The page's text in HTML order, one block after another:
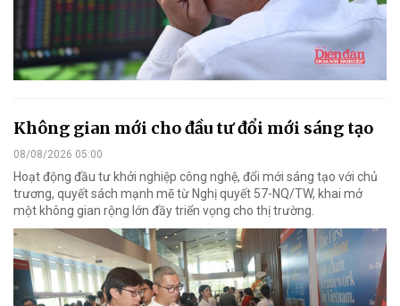
Không gian mới cho đầu tư đổi mới sáng tạo
08/08/2026 05:00
Hoạt động đầu tư khởi nghiệp công nghệ, đổi mới sáng tạo với chủ
trương, quyết sách mạnh mẽ từ Nghị quyết 57-NQ/TW, khai mở
một không gian rộng lớn đầy triển vọng cho thị trường.